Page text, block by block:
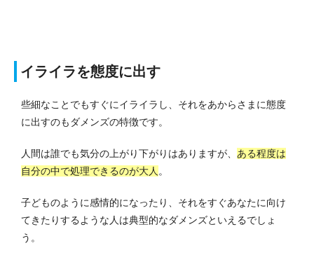
イライラを態度に出す
些細なことでもすぐにイライラし、それをあからさまに態度
に出すのもダメンズの特徴です。
人間は誰でも気分の上がり下がりはありますが、 ある程度は
自分の中で処理できるのが大人 。
子どものように感情的になったり、それをすぐあなたに向け
てきたりするような人は典型的なダメンズといえるでしょ
う。